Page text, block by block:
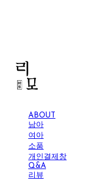
ABOUT
남아
여아
소품
개인결제창
Q&A
리뷰